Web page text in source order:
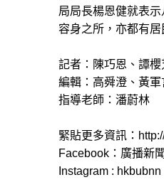
局局長楊恩健就表
容身之所，亦都有
記者：陳巧恩、譚櫻
編輯：高舜澄、黃軍
指導老師：潘蔚林
緊貼更多資訊：
Facebook：廣播新
Instagram : hkbubnn